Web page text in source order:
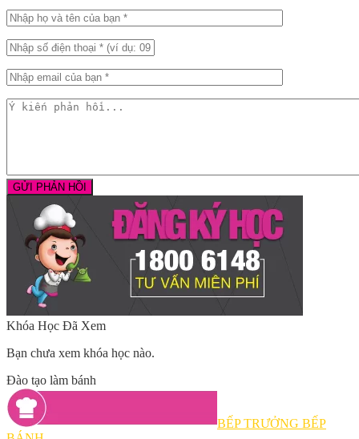
Khóa Học Đã Xem
Bạn chưa xem khóa học nào.
Đào tạo làm bánh
BẾP TRƯỞNG BẾP